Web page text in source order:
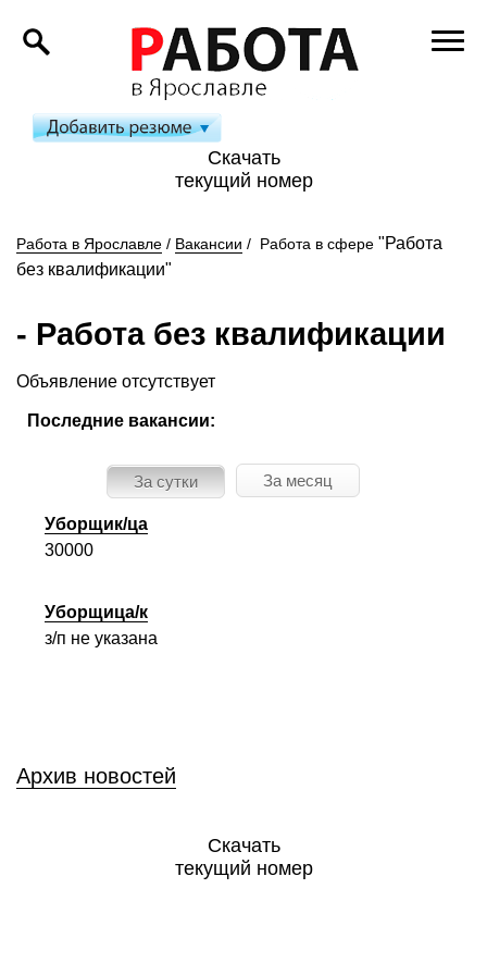
Скачать
текущий номер
Работа в Ярославле / Вакансии / Работа в сфере "Работа
без квалификации"
- Работа без квалификации
Объявление отсутствует
Последние вакансии:
За сутки За месяц
Уборщик/ца
30000
Уборщица/к
з/п не указана
Архив новостей
Скачать
текущий номер